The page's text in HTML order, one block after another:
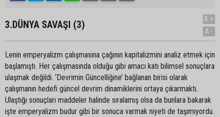
3.DÜNYA SAVAŞI (3)
A+
A-
Lenin emperyalizm çalışmasına çağının kapitalizmini analiz etmek için
başlamıştı. Her çalışmasında olduğu gibi amacı katı bilimsel sonuçlara
ulaşmak değildi. ‘Devrimin Güncelliğine’ bağlanan birisi olarak
çalışmanın hedefi güncel devrim dinamiklerini ortaya çıkarmaktı.
Ulaştığı sonuçları maddeler halinde sıralamış olsa da bunlara bakarak
işte emperyalizm budur gibi bir sonuca varmak niyeti de taşımıyordu.